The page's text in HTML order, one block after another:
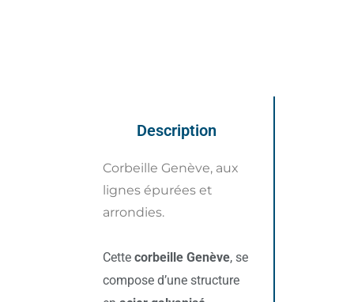
Description
Corbeille Genève, aux
lignes épurées et
arrondies.
Cette corbeille Genève, se
compose d’une structure